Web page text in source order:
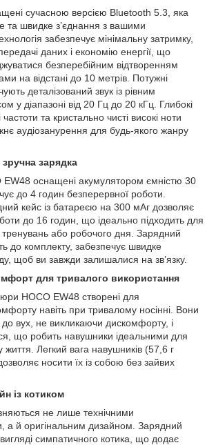
сучасною версією Bluetooth 5.3, яка
та швидке з’єднання з вашими
забезпечує мінімальну затримку,
даних і економію енергії, що
безперебійним відтворенням
на відстані до 10 метрів. Потужні
деталізований звук із рівним
у діапазоні від 20 Гц до 20 кГц. Глибокі
частоти та кристально чисті високі ноти
аудіозанурення для будь-якого жанру
зарядка
оснащені акумулятором ємністю 30
до 4 годин безперервної роботи.
кейс із батареєю на 300 мАг дозволяє
до 16 годин, що ідеально підходить для
тренувань або робочого дня. Зарядний
до комплекту, забезпечує швидке
щоб ви завжди залишалися на зв’язку.
для тривалого використання
HOCO EW48 створені для
навіть при тривалому носінні. Вони
вух, не викликаючи дискомфорту, і
що робить навушники ідеальними для
життя. Легкий вага навушників (57,6 г
носити їх із собою без зайвих
із котиком
не лише технічними
а й оригінальним дизайном. Зарядний
симпатичного котика, що додає